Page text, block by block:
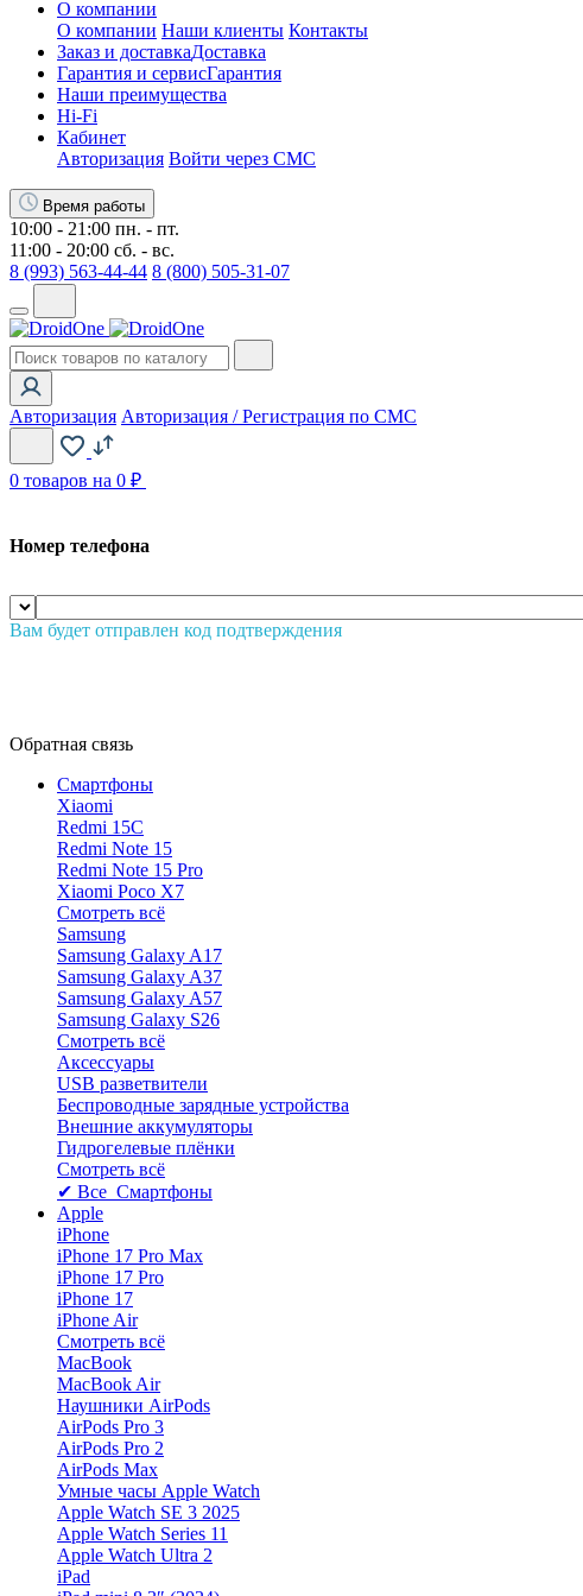
О компании
О компании Наши клиенты Контакты
Заказ и доставкаДоставка
Гарантия и сервисГарантия
Наши преимущества
Hi-Fi
Кабинет
Авторизация Войти через СМС
Время работы
10:00 - 21:00 пн. - пт.
11:00 - 20:00 сб. - вс.
8 (993) 563-44-44 8 (800) 505-31-07
Авторизация Авторизация / Регистрация по СМС
0 товаров на 0 ₽
Номер телефона
Вам будет отправлен код подтверждения
Обратная связь
Смартфоны
Xiaomi
Redmi 15C
Redmi Note 15
Redmi Note 15 Pro
Xiaomi Poco X7
Смотреть всё
Samsung
Samsung Galaxy A17
Samsung Galaxy A37
Samsung Galaxy A57
Samsung Galaxy S26
Смотреть всё
Аксессуары
USB разветвители
Беспроводные зарядные устройства
Внешние аккумуляторы
Гидрогелевые плёнки
Смотреть всё
✔ Все Смартфоны
Apple
iPhone
iPhone 17 Pro Max
iPhone 17 Pro
iPhone 17
iPhone Air
Смотреть всё
MacBook
MacBook Air
Наушники AirPods
AirPods Pro 3
AirPods Pro 2
AirPods Max
Умные часы Apple Watch
Apple Watch SE 3 2025
Apple Watch Series 11
Apple Watch Ultra 2
iPad